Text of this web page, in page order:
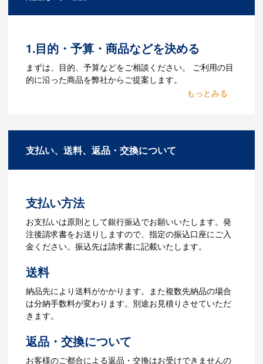
Q：ウェブサイトに掲載され
ていないオリジナルのノベル
タマイズが可能です。お気軽にご相談く
1.目的・予算・商品などを決める
まずは、目的、予算などをご相談ください。 ご利用の目
的に沿った商品を弊社からご提案します。
お見積を弊社からお出しします。
3.発注・データ入稿
ら、ご注文書をお送りします。
【名入れをする場合】名入れに必要なデ
ータをご入稿頂き、名入れイメージをデ
ータでご確認いただきます。
4.納品
【名入れをする場合】データのご入稿後
３週間程度で納品となります。
【名入れなしの場合】在庫がある場合、3
～5営業日程度で納品となります。
ご利用ガイドをもっとみる
支払い、送料、返品・交換について
支払い方法
お支払いは原則として銀行振込でお願いいたします。発
注後請求書をお送りしますので、指定の振込口座にご入
金ください。振込先は請求書に記載いたします。
送料
納品先により送料がかかります。また複数先納品の場合
は分納手数料が変わります。別途お見積りさせていただ
きます。
返品・交換について
お客様のご都合による返品・交換はお受けできませんの